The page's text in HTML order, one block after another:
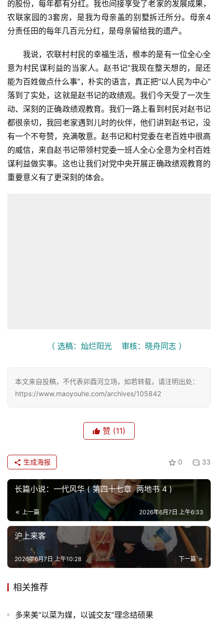
的股份，每年都有分红。我也间接享受了老家的发展成果，
农联家园的3套房，是我为母亲盖的别墅拆迁所分。母亲4
分责任田的每年几百元分红，是母亲留给我的遗产。
我说，农联村村民的幸福生活，根本的是有一位全心全
意为村民谋利益的当家人。赵书记“我现在整天想的，是还
能为百姓做点什么事”，朴实的语言，真正把“以人民为中心”
落到了实处，这就是赵书记的政绩观。我们今天受了一次生
动、深刻的正确政绩观教育。我们一路上看到村民对赵书记
都很亲切，我回老家遇到儿时的伙伴，他们讲到赵书记，没
有一个不夸赞，充满敬意。赵书记和村党委在老百姓中很高
的威信，来自赵书记带领村党委一班人全心全意为全村百姓
谋利益做实事。这也让我们对党中央开展正确政绩观教育的
重要意义有了更深刻的体会。
（ 选稿：灿烂阳光    审核：晓舟同志 ）
本文来自投稿，不代表卯酉河立场，如若转载，请注明出处：
https://www.maoyouhe.com/archives/105842
赞 (11)
0 33
生成海报
长篇小说：一代风华 ( 第四十七章 两地书 4 )
上一篇 2026年6月7日 上午6:33
沪上来客
下一篇
2026年6月7日 上午10:28
相关推荐
多来美“以菜为媒，以诚交友”理念结硕果